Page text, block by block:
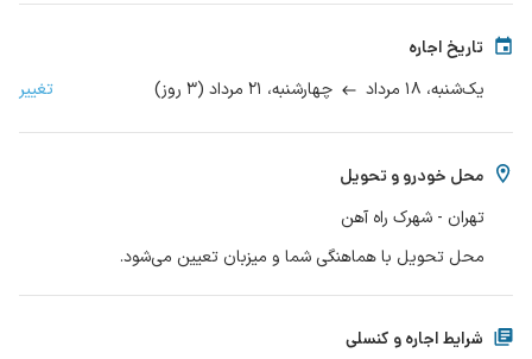
تاریخ اجاره
یک‌شنبه، چهارشنبه، (۳ روز) تغییر
محل خودرو و تحویل
تهران - شهرک راه آهن
محل تحویل با هماهنگی شما و میزبان تعیین می‌شود.
شرایط اجاره و کنسلی